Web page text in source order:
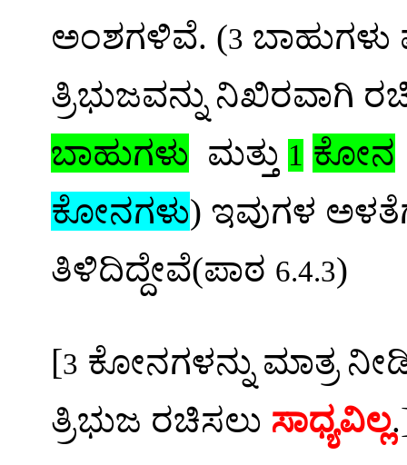
ಅಂಶಗಳಿವೆ. (3 ಬಾಹುಗಳು
ತ್ರಿಭುಜವನ್ನು ನಿಖಿರವಾಗಿ
ಬಾಹುಗಳು ಮತ್ತು 1 ಕೋನ
ಕೋನಗಳು) ಇವುಗಳ
ತಿಳಿದಿದ್ದೇವೆ(ಪಾಠ 6.4.3)
[3 ಕೋನಗಳನ್ನು ಮಾತ್ರ
ತ್ರಿಭುಜ ರಚಿಸಲು ಸಾಧ್ಯವಿಲ್ಲ